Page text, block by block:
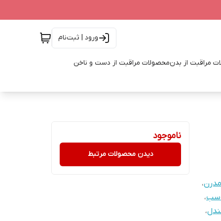
ورود | ثبت‌نام
مراقبت از بدنمحصولات مراقبت از دست و ناخن
،
،
،
ناموجود
دیدن محصولات مرتبط